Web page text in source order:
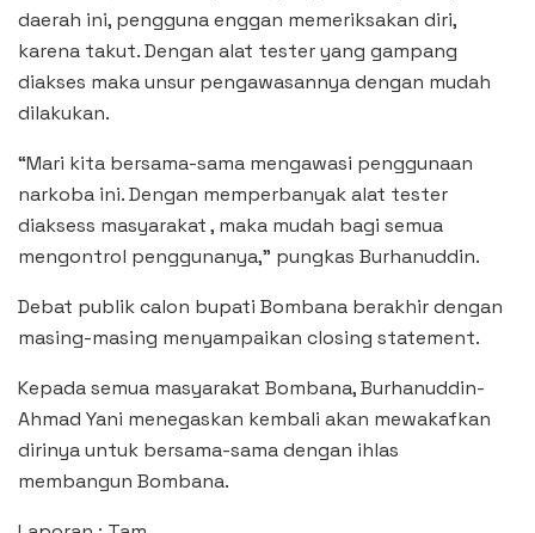
daerah ini, pengguna enggan memeriksakan diri,
karena takut. Dengan alat tester yang gampang
diakses maka unsur pengawasannya dengan mudah
dilakukan.
“Mari kita bersama-sama mengawasi penggunaan
narkoba ini. Dengan memperbanyak alat tester
diaksess masyarakat , maka mudah bagi semua
mengontrol penggunanya,” pungkas Burhanuddin.
Debat publik calon bupati Bombana berakhir dengan
masing-masing menyampaikan closing statement.
Kepada semua masyarakat Bombana, Burhanuddin-
Ahmad Yani menegaskan kembali akan mewakafkan
dirinya untuk bersama-sama dengan ihlas
membangun Bombana.